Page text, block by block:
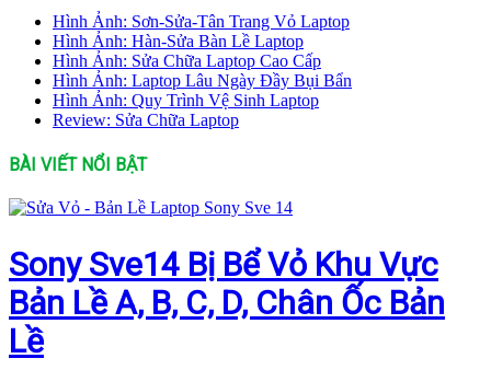
Hình Ảnh: Sơn-Sửa-Tân Trang Vỏ Laptop
Hình Ảnh: Hàn-Sửa Bàn Lề Laptop
Hình Ảnh: Sửa Chữa Laptop Cao Cấp
Hình Ảnh: Laptop Lâu Ngày Đầy Bụi Bẩn
Hình Ảnh: Quy Trình Vệ Sinh Laptop
Review: Sửa Chữa Laptop
BÀI VIẾT NỔI BẬT
Sony Sve14 Bị Bể Vỏ Khu Vực
Bản Lề A, B, C, D, Chân Ốc Bản
Lề